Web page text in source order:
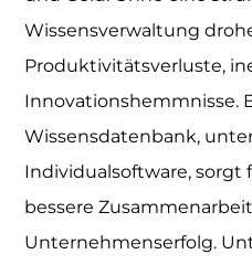
Wissensverwaltung
Produktivitätsverluste,
Innovationshemmnisse.
Wissensdatenbank,
Individualsoftware, sorgt
bessere
Unternehmenserfolg.